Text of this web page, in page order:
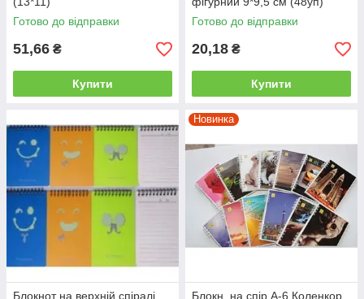
Готово до відправки
51,66 ₴
Купити
Готово до відправки
20,18 ₴
Купити
Блокнот на верхній спіралі
Новинка
Блокн. на спір А-6 Коленкор